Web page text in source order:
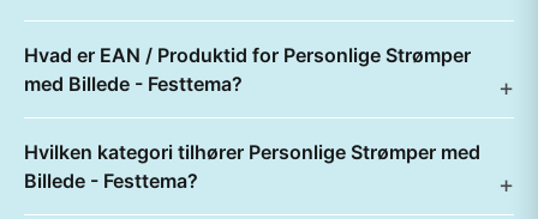
Hvad er EAN / Produktid for Personlige Strømper
med Billede - Festtema?
Hvilken kategori tilhører Personlige Strømper med
Billede - Festtema?